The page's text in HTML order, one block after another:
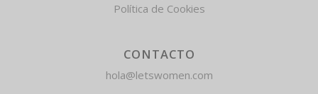
Política de Cookies
CONTACTO
hola@letswomen.com